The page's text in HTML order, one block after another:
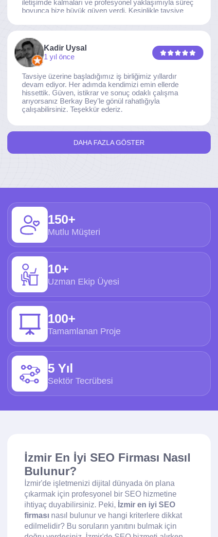
iletişimde kalmaları ve profesyonel yaklaşımıyla süreç
boyunca bize büyük güven verdi. Kesinlikle tavsiye
Kadir Uysal
1 yıl önce
Tavsiye üzerine başladığımız iş birliğimiz yıllardır
devam ediyor. Her adımda kendimizi emin ellerde
hissettik. Güven, istikrar ve sonuç odaklı çalışma
arıyorsanız Berkay Bey'le gönül rahatlığıyla
çalışabilirsiniz. Teşekkür ederiz.
DAHA FAZLA GÖSTER
150+
Mutlu Müşteri
10+
Uzman Ekip Üyesi
100+
Tamamlanan Proje
5 Yıl
Sektör Tecrübesi
İzmir En İyi SEO Firması Nasıl
Bulunur?
İzmir'de işletmenizi dijital dünyada ön plana
çıkarmak için profesyonel bir SEO hizmetine
ihtiyaç duyabilirsiniz. Peki, İzmir en iyi SEO
firması nasıl bulunur ve hangi kriterlere dikkat
edilmelidir? Bu soruların yanıtını bulmak için